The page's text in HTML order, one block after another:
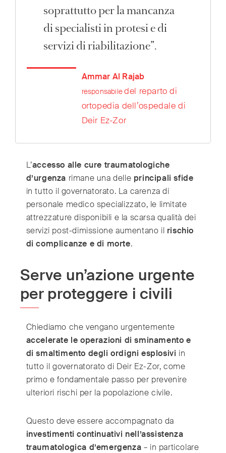
soprattutto per la mancanza
di specialisti in protesi e di
servizi di riabilitazione”.
Ammar Al Rajab
responsabiledel reparto di
ortopedia dell’ospedale di
Deir Ez-Zor
L’accesso alle cure traumatologiche
d’urgenza rimane una delle principali sfide
in tutto il governatorato. La carenza di
personale medico specializzato, le limitate
attrezzature disponibili e la scarsa qualità dei
servizi post-dimissione aumentano il rischio
di complicanze e di morte.
Serve un’azione urgente
per proteggere i civili
Chiediamo che vengano urgentemente
accelerate le operazioni di sminamento e
di smaltimento degli ordigni esplosivi in
tutto il governatorato di Deir Ez-Zor, come
primo e fondamentale passo per prevenire
ulteriori rischi per la popolazione civile.
Questo deve essere accompagnato da
investimenti continuativi nell’assistenza
traumatologica d’emergenza – in particolare